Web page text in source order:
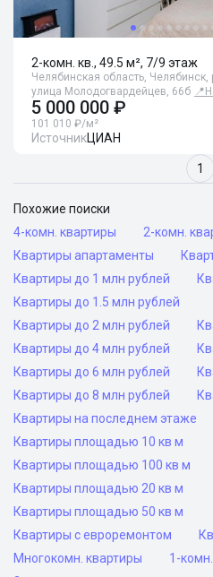
2-комн. кв., 49.5 м², 7/9 этаж
Челябинская область, Челябинск,
улица Молодогвардейцев, 66б 📍
5 000 000 ₽
101 010 ₽/м²
ИсточникЦИАН
1
Похожие поиски
4-комн. квартиры
2-комн.
Квартиры апартаменты
Квартиры до 1 млн рублей
Квартиры до 1.5 млн рублей
Квартиры до 2 млн рублей
Квартиры до 4 млн рублей
Квартиры до 6 млн рублей
Квартиры до 8 млн рублей
Квартиры на последнем этаже
Квартиры площадью 10 кв м
Квартиры площадью 100 кв м
Квартиры площадью 20 кв м
Квартиры площадью 50 кв м
Квартиры с евроремонтом
Многокомн. квартиры
1-